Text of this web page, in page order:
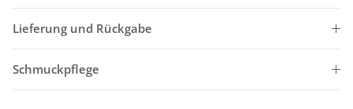
Lieferung und Rückgabe
Schmuckpflege